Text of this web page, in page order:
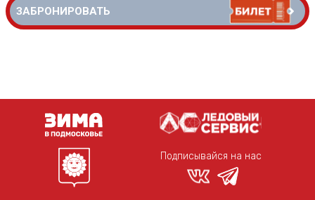
ЗАБРОНИРОВАТЬ
Подписывайся на нас